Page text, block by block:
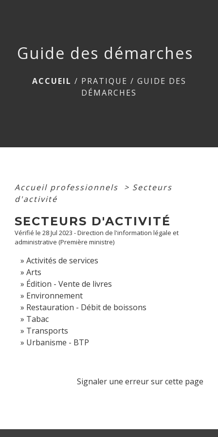
Guide des démarches
ACCUEIL / PRATIQUE / GUIDE DES
DÉMARCHES
Accueil professionnels > Secteurs
d'activité
SECTEURS D'ACTIVITÉ
Vérifié le 28 Jul 2023 - Direction de l'information légale et
administrative (Première ministre)
Activités de services
Arts
Édition - Vente de livres
Environnement
Restauration - Débit de boissons
Tabac
Transports
Urbanisme - BTP
Signaler une erreur sur cette page